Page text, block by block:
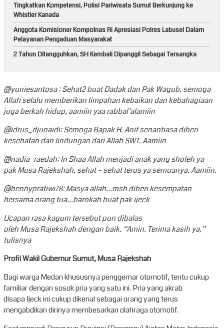
Tingkatkan Kompetensi, Polisi Pariwisata Sumut Berkunjung ke
Whistler Kanada
Anggota Komisioner Kompolnas RI Apresiasi Polres Labusel Dalam
Pelayanan Pengaduan Masyarakat
2 Tahun Ditangguhkan, SH Kembali Dipanggil Sebagai Tersangka
@yuniesantosa : Sehat2 buat Dadak dan Pak Wagub, semoga
Allah selalu memberikan limpahan kebaikan dan kebahagiaan
juga berkah hidup, aamiin yaa rabbal’alamiin
@idrus_djunaidi: Semoga Bapak H. Anif senantiasa diberi
kesehatan dan lindungan dari Allah SWT. Aamiin
@nadia_raedah: In Shaa Allah menjadi anak yang sholeh ya
pak Musa Rajekshah, sehat – sehat terus ya semuanya. Aamiin.
@hennypratiwi78: Masya allah…msh diberi kesempatan
bersama orang tua…barokah buat pak ijeck
Ucapan rasa kagum tersebut pun dibalas
oleh Musa Rajekshah dengan baik. “Amin. Terima kasih ya,”
tulisnya
Profil Wakil Gubernur Sumut, Musa Rajekshah
Bagi warga Medan khususnya penggemar otomotif, tentu cukup
familiar dengan sosok pria yang satu ini. Pria yang akrab
disapa Ijeck ini cukup dikenal sebagai orang yang terus
mengabdikan dirinya membesarkan olahraga otomotif.